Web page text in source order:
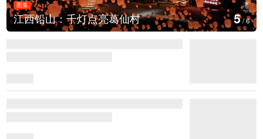
图集
江西铅山：千灯点亮葛仙村 6/6